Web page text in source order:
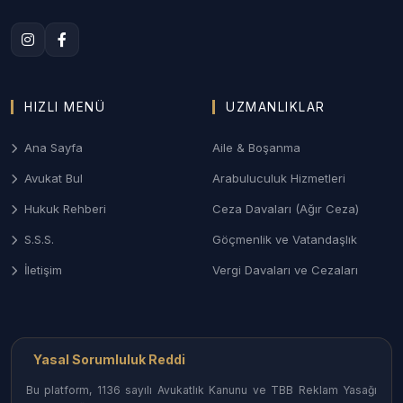
Mahkemeleri nezdinde titiz ve sonuç odaklı süreç
3. Çorum Ceza ve Ağır Ceza Savunması
dolandırıcılık suçları ve taksirle yaralama
dosyalarında soruşturma aşamasından itibaren etkin
4. Gayrimenkul ve Tarım Hukuku
Miras kalan arazilerin paylaşımı (izale-i şuyu), tapu
Çorum İlçelerinde Avukat Erişimi
Çorum’un her noktasındaki uzman hukukçulara
HIZLI MENÜ
Ana Sayfa
Avukat Bul
Hukuk Rehberi
S.S.S.
İletişim
UZMANLIKLAR
Aile & Boşanma
Arabuluculuk Hizmetleri
Ceza Davaları (Ağır Ceza)
Göçmenlik ve Vatandaşlık
Vergi Davaları ve Cezaları
Yasal Sorumluluk Reddi
Bu platform, 1136 sayılı Avukatlık Kanunu ve TBB Reklam Yasağı